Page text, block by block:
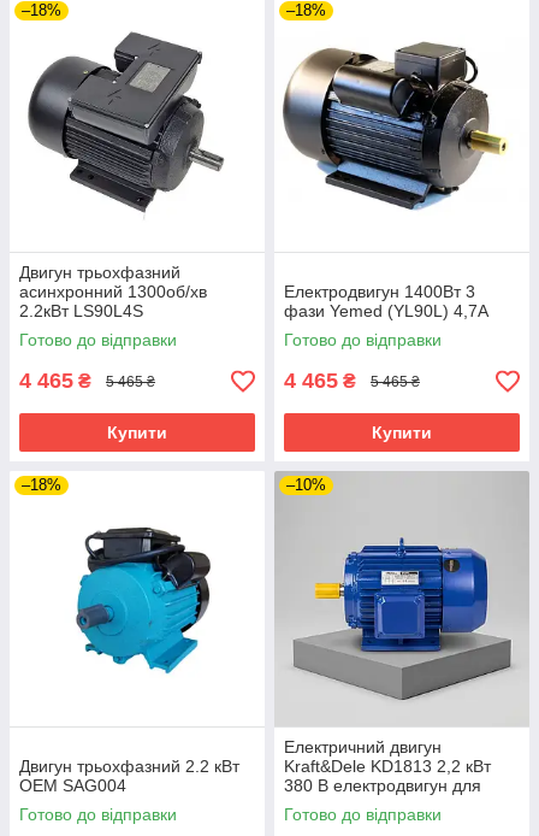
–18%
Двигун трьохфазний
асинхронний 1300об/хв
2.2кВт LS90L4S
Готово до відправки
4 465 ₴ 5 465 ₴
Купити
–18%
Електродвигун 1400Вт 3
фази Yemed (YL90L) 4,7А
Готово до відправки
4 465 ₴ 5 465 ₴
Купити
–18%
Двигун трьохфазний 2.2 кВт
OEM SAG004
Готово до відправки
–10%
Електричний двигун
Kraft&Dele KD1813 2,2 кВт
380 В електродвигун для
майстерні електродвигун для
станка
Готово до відправки